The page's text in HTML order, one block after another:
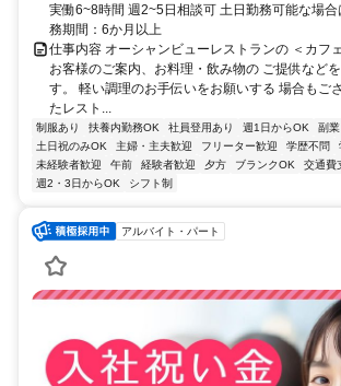
実働6~8時間 週2~5日相談可 土日勤務可能な場
務期間：6か月以上
仕事内容 オーシャンビューレストランの ＜カフ
お客様のご案内、お料理・飲み物の ご提供など
す。 軽い調理のお手伝いをお願いする 場合もご
たレスト...
制服あり 扶養内勤務OK 社員登用あり 週1日からOK
副
土日祝のみOK
主婦・主夫歓迎 フリーター歓迎 学歴不問
未経験者歓迎
午前 経験者歓迎 夕方 ブランクOK 交通費
週2・3日からOK
シフト制
アルバイト・パート